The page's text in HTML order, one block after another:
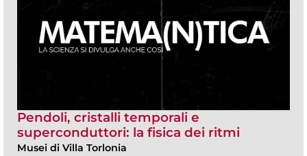
Pendoli, cristalli temporali e
superconduttori: la fisica dei ritmi
Musei di Villa Torlonia